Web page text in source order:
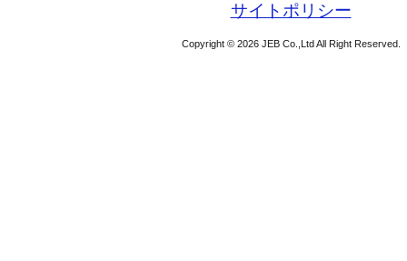
サイトポリシー
Copyright © 2026 JEB Co.,Ltd All Right Reserved.